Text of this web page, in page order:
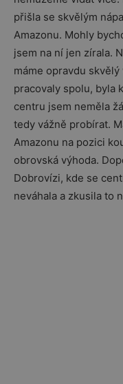
přišla se skvělým
Amazonu. Mohly
jsem na ní jen zírala.
máme opravdu
pracovaly spolu, byla
centru jsem neměla
tedy vážně probírat.
Amazonu na pozici
obrovská výhoda.
Dobrovízi, kde se
neváhala a zkusila to